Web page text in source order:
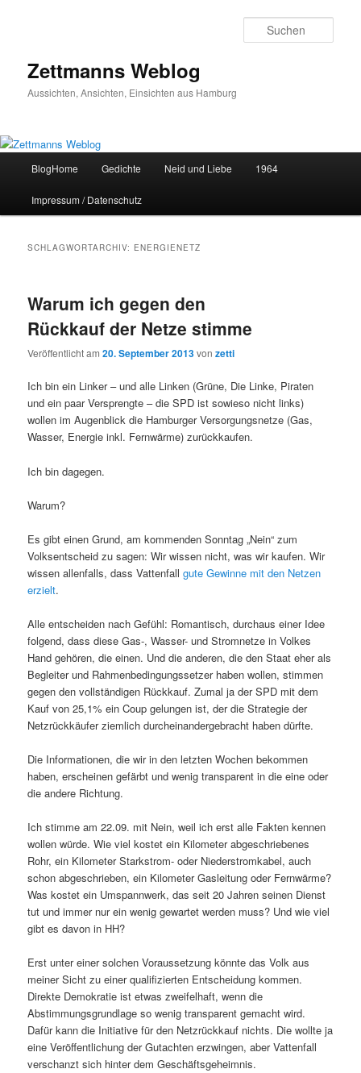
Zettmanns Weblog
Aussichten, Ansichten, Einsichten aus Hamburg
BlogHome Gedichte Neid und Liebe 1964
Impressum / Datenschutz
SCHLAGWORTARCHIV: ENERGIENETZ
Warum ich gegen den
Rückkauf der Netze stimme
Veröffentlicht am20. September 2013vonzetti
Ich bin ein Linker – und alle Linken (Grüne, Die Linke, Piraten
und ein paar Versprengte – die SPD ist sowieso nicht links)
wollen im Augenblick die Hamburger Versorgungsnetze (Gas,
Wasser, Energie inkl. Fernwärme) zurückkaufen.
Ich bin dagegen.
Warum?
Es gibt einen Grund, am kommenden Sonntag „Nein“ zum
Volksentscheid zu sagen: Wir wissen nicht, was wir kaufen. Wir
wissen allenfalls, dass Vattenfallgute Gewinne mit den Netzen
erzielt.
Alle entscheiden nach Gefühl: Romantisch, durchaus einer Idee
folgend, dass diese Gas-, Wasser- und Stromnetze in Volkes
Hand gehören, die einen. Und die anderen, die den Staat eher als
Begleiter und Rahmenbedingungssetzer haben wollen, stimmen
gegen den vollständigen Rückkauf. Zumal ja der SPD mit dem
Kauf von 25,1% ein Coup gelungen ist, der die Strategie der
Netzrückkäufer ziemlich durcheinandergebracht haben dürfte.
Die Informationen, die wir in den letzten Wochen bekommen
haben, erscheinen gefärbt und wenig transparent in die eine oder
die andere Richtung.
Ich stimme am 22.09. mit Nein, weil ich erst alle Fakten kennen
wollen würde. Wie viel kostet ein Kilometer abgeschriebenes
Rohr, ein Kilometer Starkstrom- oder Niederstromkabel, auch
schon abgeschrieben, ein Kilometer Gasleitung oder Fernwärme?
Was kostet ein Umspannwerk, das seit 20 Jahren seinen Dienst
tut und immer nur ein wenig gewartet werden muss? Und wie viel
gibt es davon in HH?
Erst unter einer solchen Voraussetzung könnte das Volk aus
meiner Sicht zu einer qualifizierten Entscheidung kommen.
Direkte Demokratie ist etwas zweifelhaft, wenn die
Abstimmungsgrundlage so wenig transparent gemacht wird.
Dafür kann die Initiative für den Netzrückkauf nichts. Die wollte ja
eine Veröffentlichung der Gutachten erzwingen, aber Vattenfall
verschanzt sich hinter dem Geschäftsgeheimnis.